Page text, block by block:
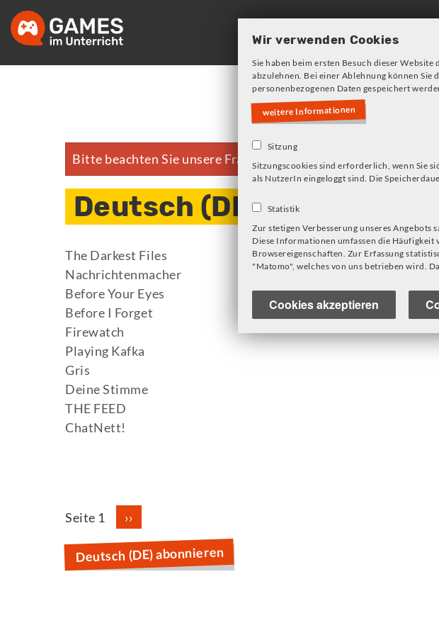
Skip
to
main
navigation
Fehlermeldung
Bitte beachten Sie unsere Frage zu Cookies!
Deutsch (DE)
Wir verwenden Cookies
Sie haben beim ersten Besuch dieser
abzulehnen. Bei einer Ablehnung können Sie
personenbezogenen Daten gespeichert
weitere Informationen
Sitzung
Sitzungscookies sind erforderlich, wenn Sie
als NutzerIn eingeloggt sind. Die
Statistik
Zur stetigen Verbesserung unseres
Diese Informationen umfassen die Häufigkeit
Browsereigenschaften. Zur Erfassung
"Matomo", welches von uns betrieben wird.
Cookies akzeptieren
The Darkest Files
Nachrichtenmacher
Before Your Eyes
Before I Forget
Firewatch
Playing Kafka
Gris
Deine Stimme
THE FEED
ChatNett!
Seitennummerierung
Seite 1
Nächste
››
Deutsch (DE) abonnieren